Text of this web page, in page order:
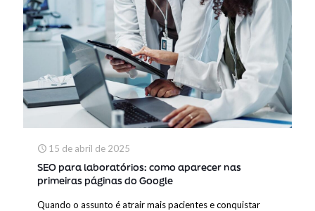
15 de abril de 2025
SEO para laboratórios: como aparecer nas
primeiras páginas do Google
Quando o assunto é atrair mais pacientes e conquistar